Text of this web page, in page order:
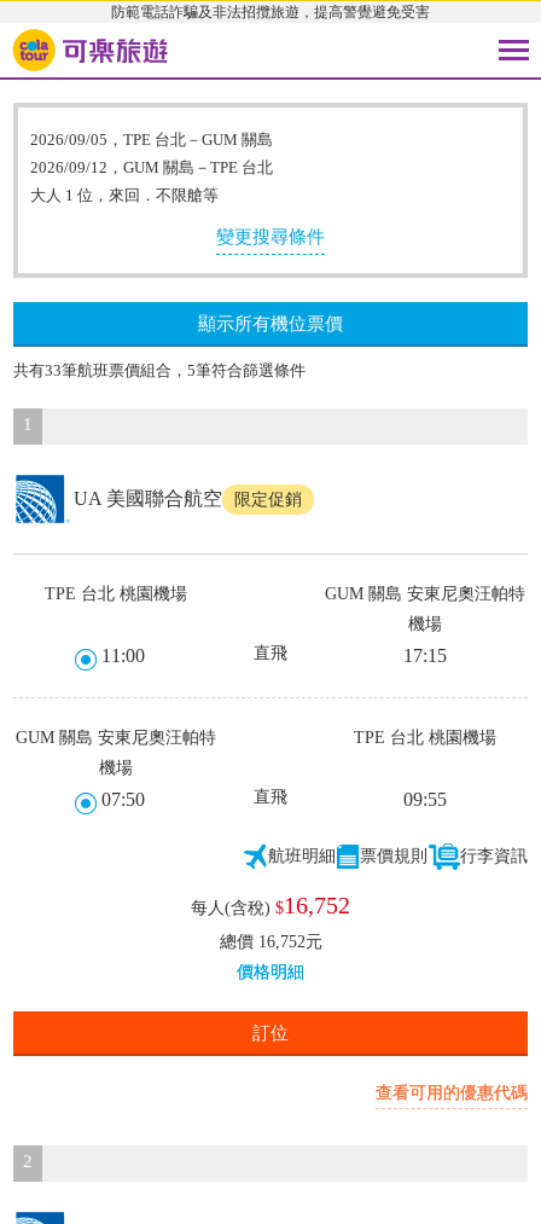
防範電話詐騙及非法招攬旅遊，提高警覺避免受害
2026/09/05，TPE 台北－GUM 關島
2026/09/12，GUM 關島－TPE 台北
大人 1 位，來回．不限艙等
變更搜尋條件
顯示所有機位票價
共有33筆航班票價組合，5筆符合篩選條件
1
UA 美國聯合航空 限定促銷
每人(含稅) $16,752
總價 16,752元
價格明細
訂位
查看可用的優惠代碼
TPE 台北 桃園機場
GUM 關島 安東尼奧汪帕特
機場
11:00 直飛 17:15
GUM 關島 安東尼奧汪帕特
機場
TPE 台北 桃園機場
07:50 直飛 09:55
航班明細 票價規則 行李資訊
2